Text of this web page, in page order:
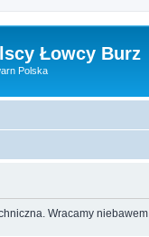
Łowcy Burz
Polska
Wracamy niebawem